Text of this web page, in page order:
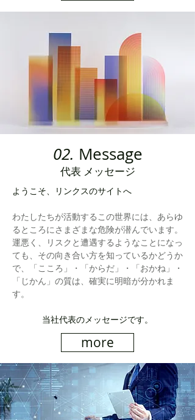
02. Message
代表 メッセージ
ようこそ、リンクスのサイトへ
わたしたちが活動するこの世界には、あらゆ
るところにさまざまな危険が潜んでいます。
運悪く、リスクと遭遇するようなことになっ
ても、その向き合い方を知っているかどうか
で、「こころ」・「からだ」・「おかね」・
「じかん」の質は、​確実に明暗が分かれま
す。
​当社代表のメッセージです。
more